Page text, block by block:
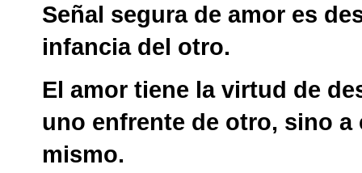
Señal segura de amor es
infancia del otro.
El amor tiene la virtud de
uno enfrente de otro, sino
mismo.